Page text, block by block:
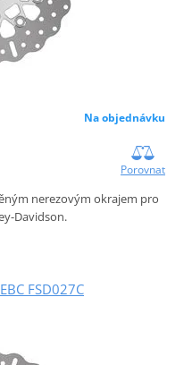
Na objednávku
Porovnat
nerezovým okrajem pro
Davidson.
FSD027C